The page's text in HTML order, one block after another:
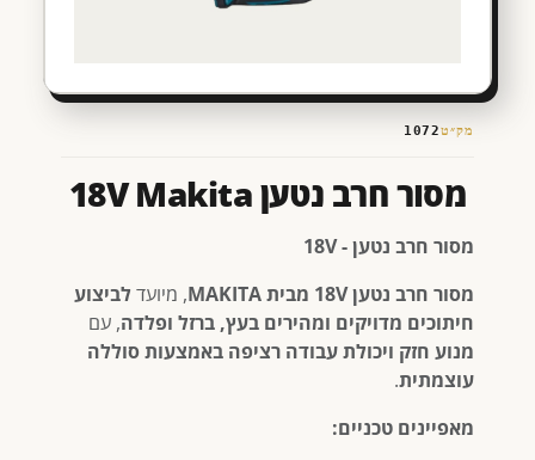
מק״ט1072
מסור חרב נטען 18V Makita
מסור חרב נטען - 18V
מסור חרב נטען 18V מבית MAKITA
, מיועד לביצוע
חיתוכים מדויקים ומהירים בעץ, ברזל ופלדה, עם
מנוע חזק ויכולת עבודה רציפה באמצעות סוללה
עוצמתית.
מאפיינים טכניים: